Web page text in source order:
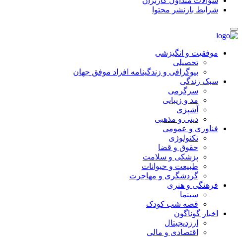
شرایط بازنشر محتوا
موفقیت و انگیزشی
تحصیلی
بیوگرافی و زندگینامه افراد موفق جهان
سبک زندگی
سرگرمی
مد و زیبایی
آشپزی
دینی و مذهبی
فناوری و عمومی
تکنولوژی
حقوق و قضا
پزشکی و سلامت
طبیعت و حیوانات
گردشگری و مهاجرت
فرهنگی و هنری
سینما
قصه شب کودک
اخبار گوناگون
ارزدیجیتال
اقتصادی و مالی